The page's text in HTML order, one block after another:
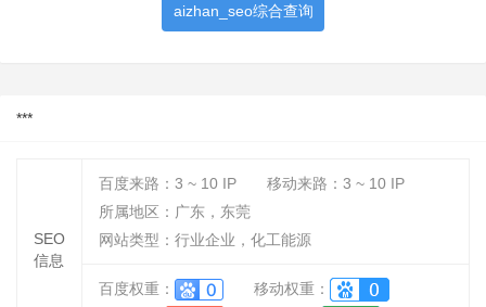
aizhan_seo综合查询
***
SEO
信息
百度来路： 3 ~ 10 IP 移动来路： 3 ~ 10 IP
所属地区：广东，东莞
网站类型：行业企业，化工能源
百度权重：
移动权重：